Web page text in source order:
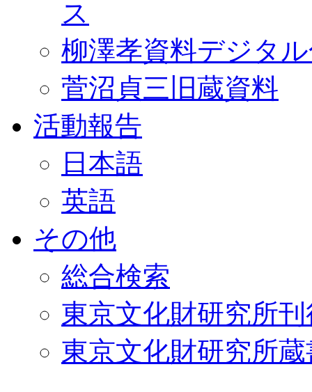
ス
柳澤孝資料デジタ
菅沼貞三旧蔵資料
活動報告
日本語
英語
その他
総合検索
東京文化財研究所
東京文化財研究所